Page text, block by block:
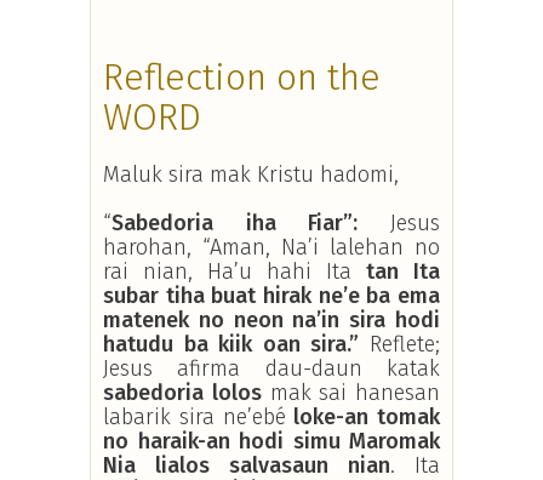
Reflection on the
WORD
Maluk sira mak Kristu hadomi,
“Sabedoria iha Fiar”: Jesus
harohan, “Aman, Na’i lalehan no
rai nian, Ha’u hahi Ita tan Ita
subar tiha buat hirak ne’e ba ema
matenek no neon na’in sira hodi
hatudu ba kiik oan sira.” Reflete;
Jesus afirma dau-daun katak
sabedoria lolosmak sai hanesan
labarik sira ne’ebé loke-an tomak
no haraik-an hodi simu Maromak
Nia lialos salvasaun nian. Ita